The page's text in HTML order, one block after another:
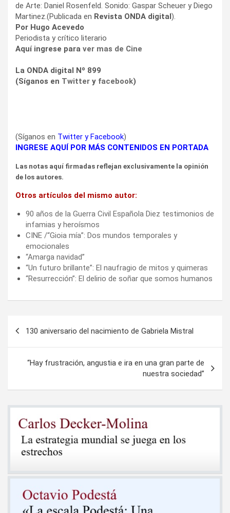
de Arte: Daniel Rosenfeld. Sonido: Gaspar Scheuer y Diego
Martinez.(Publicada en Revista ONDA digital).
Por Hugo Acevedo
Periodista y crítico literario
Aquí ingrese para ver mas de Cine
La ONDA digital Nº 899
(Síganos en Twitter y facebook)
(Síganos en Twitter yFacebook)
INGRESE AQUÍ POR MÁS CONTENIDOS EN PORTADA
Las notas aquí firmadas reflejan exclusivamente la opinión
de los autores.
Otros artículos del mismo autor:
90 años de la Guerra Civil Española Diez testimonios de
infamias y heroísmos
CINE /“Gioia mía”: Dos mundos temporales y
emocionales
“Amarga navidad”
“Un futuro brillante”: El naufragio de mitos y quimeras
“Resurrección”: El delirio de soñar que somos humanos
entradas
130 aniversario del nacimiento de Gabriela Mistral
“Hay frustración, angustia e ira en una gran parte de
nuestra sociedad”